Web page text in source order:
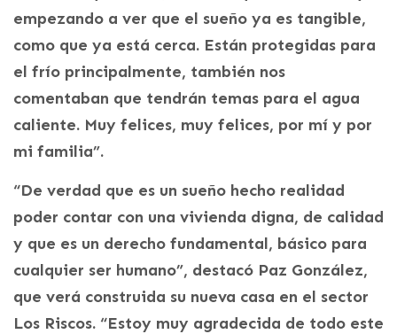
empezando a ver que el sueño ya es tangible,
como que ya está cerca. Están protegidas para
el frío principalmente, también nos
comentaban que tendrán temas para el agua
caliente. Muy felices, muy felices, por mí y por
mi familia”.
“De verdad que es un sueño hecho realidad
poder contar con una vivienda digna, de calidad
y que es un derecho fundamental, básico para
cualquier ser humano”, destacó Paz González,
que verá construida su nueva casa en el sector
Los Riscos. “Estoy muy agradecida de todo este